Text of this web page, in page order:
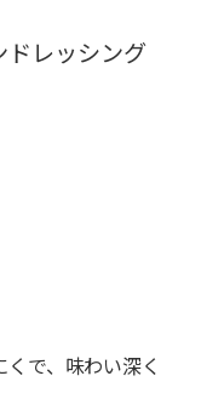
ドレッシング
で、味わい深く